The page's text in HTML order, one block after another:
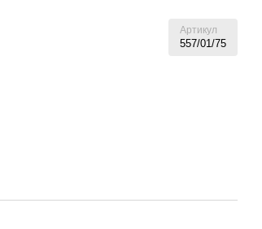
Артикул
557/01/75